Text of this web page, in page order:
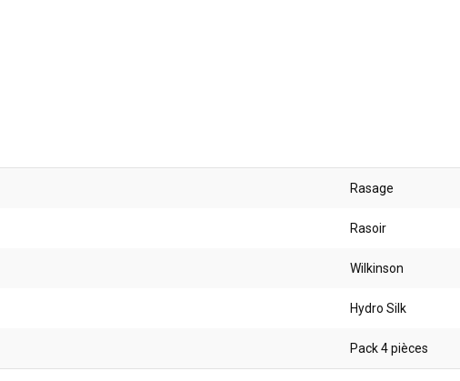
Rasage
Rasoir
Wilkinson
Hydro Silk
Pack 4 pièces